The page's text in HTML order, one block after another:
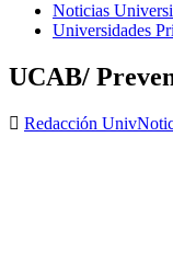
Noticias
Universidades
UCAB/
Redacción